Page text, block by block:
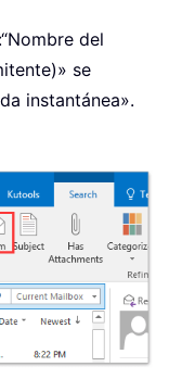
del
se
instantánea».